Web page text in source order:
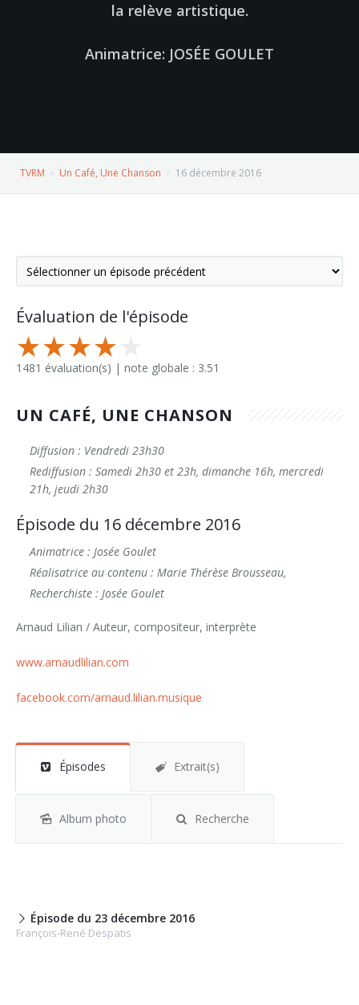
la relève artistique.
Animatrice: JOSÉE GOULET
TVRM Un Café, Une Chanson 16 décembre 2016
Évaluation de l'épisode
1481 évaluation(s) | note globale : 3.51
UN CAFÉ, UNE CHANSON
Diffusion : Vendredi 23h30
Rediffusion : Samedi 2h30 et 23h, dimanche 16h, mercredi
21h, jeudi 2h30
Épisode du 16 décembre 2016
Animatrice : Josée Goulet
Réalisatrice au contenu : Marie Thérèse Brousseau,
Recherchiste : Josée Goulet
Arnaud Lilian / Auteur, compositeur, interprète
www.arnaudlilian.com
facebook.com/arnaud.lilian.musique
Épisodes Extrait(s)
Album photo Recherche
Épisode du 23 décembre 2016
François-René Despatis